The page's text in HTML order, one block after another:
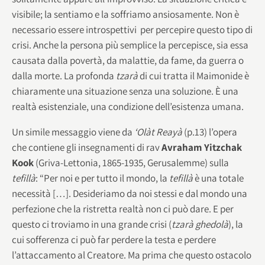
visibile; la sentiamo e la soffriamo ansiosamente. Non è
necessario essere introspettivi per percepire questo tipo di
crisi. Anche la persona più semplice la percepisce, sia essa
causata dalla povertà, da malattie, da fame, da guerra o
dalla morte. La profonda tzaràdi cui tratta il Maimonide è
chiaramente una situazione senza una soluzione. È una
realtà esistenziale, una condizione dell’esistenza umana.
Un simile messaggio viene da ‘Olàt Reayà(p.13) l’opera
che contiene gli insegnamenti di ravAvraham Yitzchak
Kook(Griva-Lettonia, 1865-1935, Gerusalemme) sulla
tefillà: “Per noi e per tutto il mondo, la tefillàè una totale
necessità […]. Desideriamo da noi stessi e dal mondo una
perfezione che la ristretta realtà non ci può dare. E per
questo ci troviamo in una grande crisi (tzarà ghedolà), la
cui sofferenza ci può far perdere la testa e perdere
l’attaccamento al Creatore. Ma prima che questo ostacolo